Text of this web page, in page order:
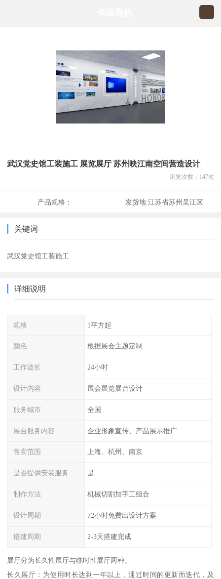
武汉党史馆工装施工 展览展厅 苏州映江南空间营造设计
浏览次数： 147次
产品规格： 发货地:江苏省苏州吴江区
关键词
武汉党史馆工装施工
详细说明
规格 1平方起
颜色 根据展会主题定制
工作波长 24小时
设计内容 展会展览展台设计
服务城市 全国
展台服务内容 企业形象宣传、产品展示推广
售卖范围 上海、杭州、南京
是否提供安装服务 是
制作方法 机械切割加手工组合
设计周期 72小时免费出设计方案
搭建周期 2-3天搭建完成
展厅分为长久性展厅与临时性展厅两种。
长久展厅：为使用时长达到一年以上，通过时间的更新而迭代，及